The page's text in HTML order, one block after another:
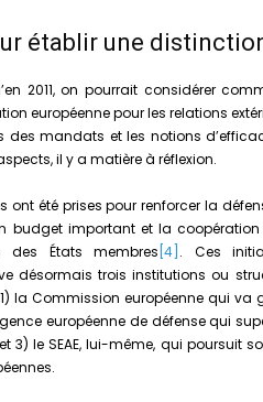
établir une
2011, on pourrait considérer
européenne pour les relations
des mandats et les notions
il y a matière à réflexion.
ont été prises pour renforcer la
budget important et la
des États membres [4] . Ces
désormais trois institutions ou
la Commission européenne qui va
européenne de défense qui
3) le SEAE, lui-même, qui